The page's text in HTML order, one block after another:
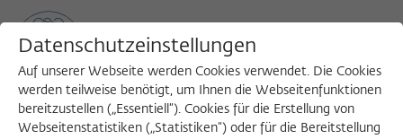
MENU
Search
Datenschutzeinstellungen
Auf unserer Webseite werden Cookies verwendet. Die Cookies
werden teilweise benötigt, um Ihnen die Webseitenfunktionen
bereitzustellen („Essentiell“). Cookies für die Erstellung von
Webseitenstatistiken („Statistiken“) oder für die Bereitstellung